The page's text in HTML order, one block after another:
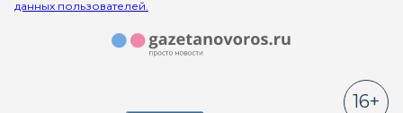
данных пользователей.
16+